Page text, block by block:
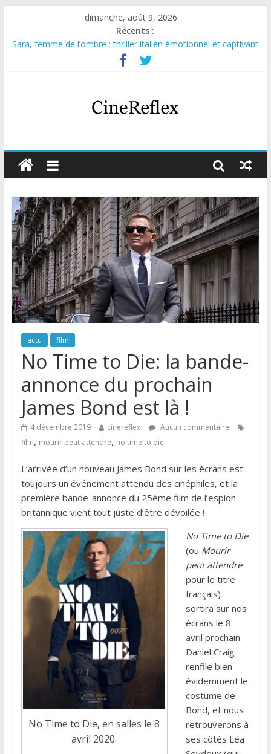
dimanche, août 9, 2026
Récents :
Sara, femme de l’ombre : thriller italien émotionnel et captivant
Journal d’une fille larguée : nouvelle série suédoise sur Netflix
Aema : mini-série sur le tournage d’un film érotique devenu
Glass Heart : excellente série musicale avec Takeru Satō
Olympo, saison 1 : nouvelle série qui séduira les fans de
actu film
No Time to Die: la bande-
annonce du prochain
James Bond est là !
4 décembre 2019 cinereflex
Aucun commentaire
film, mourir peut attendre, no time to die
L’arrivée d’un nouveau James Bond sur les écrans est
toujours un événement attendu des cinéphiles, et la
première bande-annonce du 25ème film de l’espion
britannique vient tout juste d’être dévoilée !
No Time to Die, en salles le 8
avril 2020.
No Time to Die
(ou Mourir
peut attendre
pour le titre
français)
sortira sur nos
écrans le 8
avril prochain.
Daniel Craig
renfile bien
évidemment le
costume de
Bond, et nous
retrouverons à
ses côtés Léa